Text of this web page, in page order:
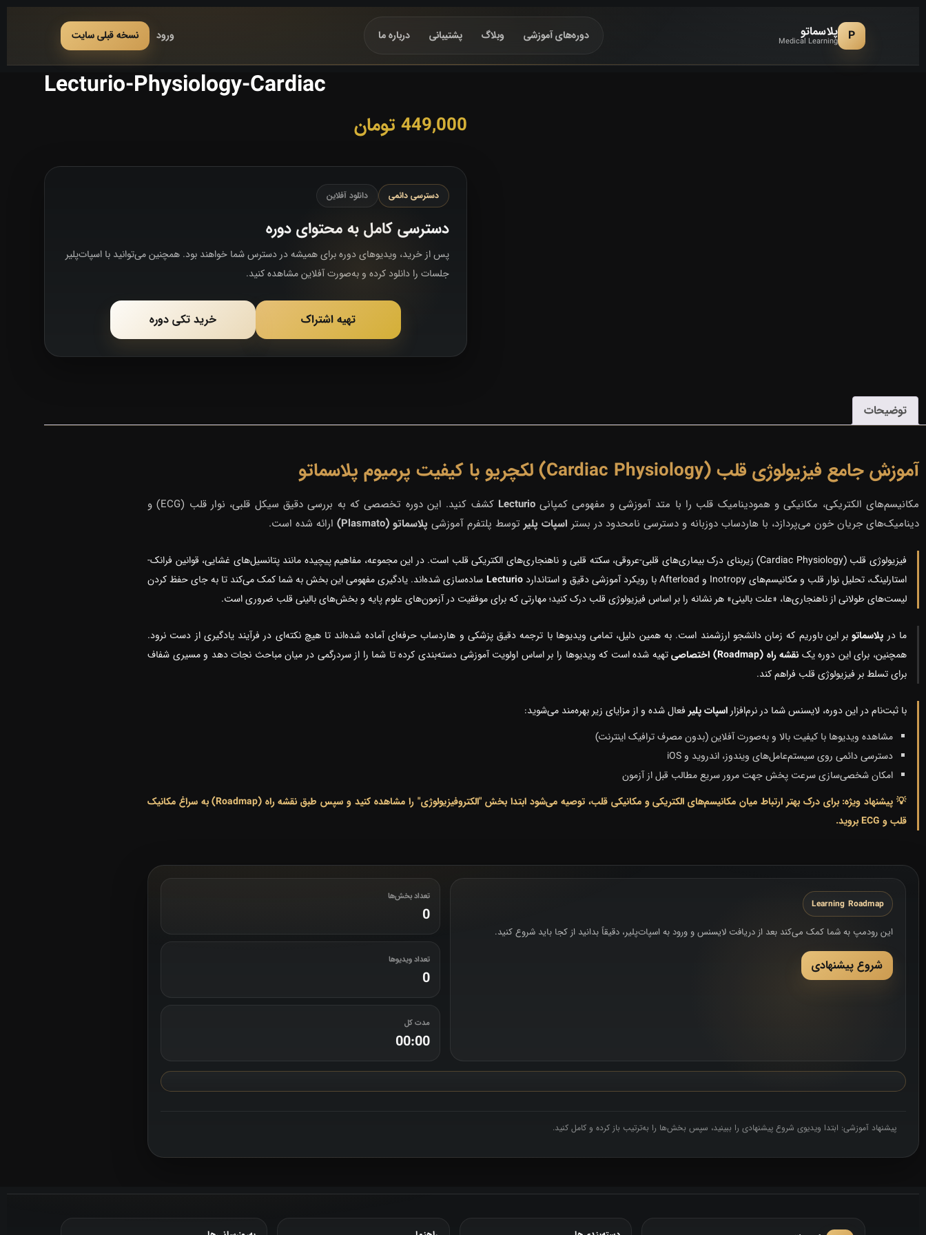
P پلاسماتو
Medical Learning دور‌ه‌های آموزشی وبلاگ پشتیبانی درباره ما ورود نسخه قبلی سایت
Lecturio-Physiology-Cardiac
449,000 تومان
دسترسی دائمی دانلود آفلاین
دسترسی کامل به محتوای دوره
پس از خرید، ویدیوهای دوره برای همیشه در دسترس شما خواهند بود. همچنین می‌توانید با اسپات‌پلیر
جلسات را دانلود کرده و به‌صورت آفلاین مشاهده کنید.
تهیه اشتراک خرید تکی دوره
توضیحات
آموزش جامع فیزیولوژی قلب (Cardiac Physiology) لکچریو با کیفیت پرمیوم پلاسماتو
مکانیسم‌های الکتریکی، مکانیکی و همودینامیک قلب را با متد آموزشی و مفهومی کمپانیLecturio
کشف کنید. این دوره تخصصی که به بررسی دقیق سیکل قلبی، نوار قلب (ECG) و
دینامیک‌های جریان خون می‌پردازد، با هاردساب دوزبانه و دسترسی نامحدود در بستر اسپات پلیر توسط پلتفرم آموزشی پلاسماتو (Plasmato) ارائه شده است.
فیزیولوژی قلب (Cardiac Physiology) زیربنای درک بیماری‌های قلبی-عروقی، سکته قلبی و ناهنجاری‌های الکتریکی قلب است. در این مجموعه، مفاهیم پیچیده مانند پتانسیل‌های غشایی، قوانین فرانک-
استارلینگ، تحلیل نوار قلب و مکانیسم‌های Inotropy و Afterload با رویکرد آموزشی دقیق و استاندارد
Lecturio ساده‌سازی شده‌اند. یادگیری مفهومی این بخش به شما کمک می‌کند تا به جای حفظ کردن
لیست‌های طولانی از ناهنجاری‌ها، «علت بالینی» هر نشانه را بر اساس فیزیولوژی قلب درک کنید؛ مهارتی که برای موفقیت در آزمون‌های علوم پایه و بخش‌های بالینی قلب ضروری است.
ما در پلاسماتوبر این باوریم که زمان دانشجو ارزشمند است. به همین دلیل، تمامی ویدیوها با ترجمه دقیق پزشکی و هاردساب حرفه‌ای آماده شده‌اند تا هیچ نکته‌ای در فرآیند یادگیری از دست نرود.
همچنین، برای این دوره یکنقشه راه (Roadmap) اختصاصی
تهیه شده است که ویدیوها را بر اساس اولویت آموزشی دسته‌بندی کرده تا شما را از سردرگمی در میان مباحث نجات دهد و مسیری شفاف
برای تسلط بر فیزیولوژی قلب فراهم کند.
با ثبت‌نام در این دوره، لایسنس شما در نرم‌افزار اسپات پلیر فعال شده و از مزایای زیر بهره‌مند می‌شوید:
مشاهده ویدیوها با کیفیت بالا و به‌صورت آفلاین (بدون مصرف ترافیک اینترنت)
دسترسی دائمی روی سیستم‌عامل‌های ویندوز، اندروید و iOS
امکان شخصی‌سازی سرعت پخش جهت مرور سریع مطالب قبل از آزمون
💡 پیشنهاد ویژه: برای درک بهتر ارتباط میان مکانیسم‌های الکتریکی و مکانیکی قلب، توصیه می‌شود ابتدا بخش "الکتروفیزیولوژی" را مشاهده کنید و سپس طبقنقشه راه (Roadmap)
به سراغ مکانیک
قلب و ECG بروید.
Learning Roadmap
این رودمپ به شما کمک می‌کند بعد از دریافت لایسنس و ورود به اسپات‌پلیر، دقیقاً بدانید از کجا باید شروع کنید.
شروع پیشنهادی
تعداد بخش‌ها
0
تعداد ویدیوها
0
مدت کل
00:00
پیشنهاد آموزشی: ابتدا ویدیوی شروع پیشنهادی را ببینید، سپس بخش‌ها را به‌ترتیب باز کرده و کامل کنید.